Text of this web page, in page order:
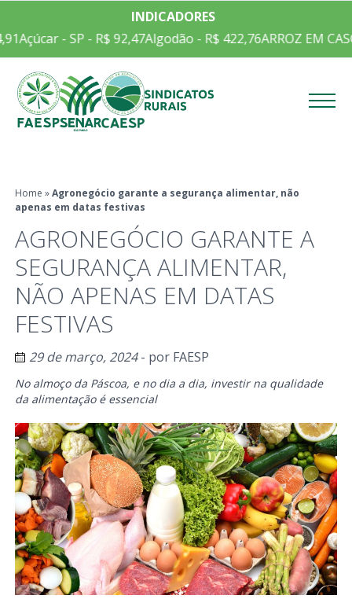
INDICADORES
Açúcar - SP - R$ 92,47Algodão - R$ 422,76ARROZ EM
Home »Agronegócio garante a segurança alimentar, não
apenas em datas festivas
AGRONEGÓCIO GARANTE A
SEGURANÇA ALIMENTAR,
NÃO APENAS EM DATAS
FESTIVAS
29 de março, 2024- por FAESP
No almoço da Páscoa, e no dia a dia, investir na qualidade
da alimentação é essencial